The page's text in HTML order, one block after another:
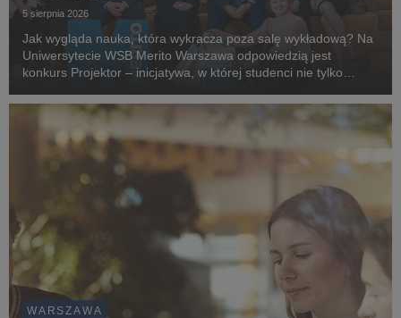
5 sierpnia 2026
Jak wygląda nauka, która wykracza poza salę wykładową? Na
Uniwersytecie WSB Merito Warszawa odpowiedzią jest
konkurs Projektor – inicjatywa, w której studenci nie tylko
rzeczywistymi wyzwaniami przygotowanymi przez partn...
WARSZAWA